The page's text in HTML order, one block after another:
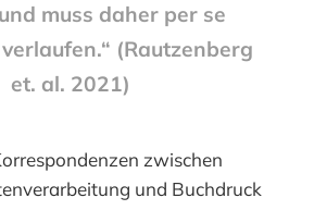
muss daher per se
(Rautzenberg
et. al. 2021)
zwischen
und Buchdruck